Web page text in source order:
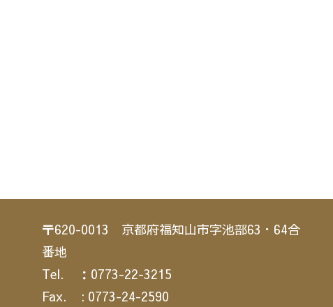
〒620-0013 京都府福知山市字池部63・64合
番地
Tel. ：0773-22-3215
Fax. : 0773-24-2590